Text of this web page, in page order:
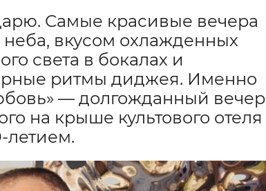
Самые красивые вечера
вкусом охлажденных
света в бокалах и
ритмы диджея. Именно
— долгожданный вечер
на крыше культового отеля
летием.